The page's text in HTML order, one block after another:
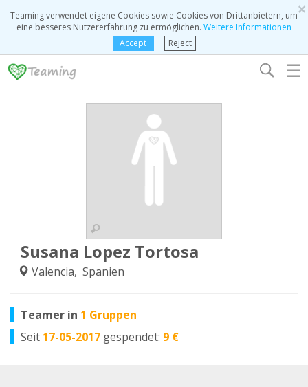
×
Teaming verwendet eigene Cookies sowie Cookies von Drittanbietern, um
eine besseres Nutzererfahrung zu ermöglichen. Weitere Informationen
Accept
Reject
☰
Susana Lopez Tortosa
Valencia, Spanien
Teamer in 1 Gruppen
Seit 17-05-2017 gespendet: 9 €